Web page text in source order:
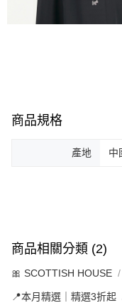
商品規格
產地 中
商品相關分類 (2)
🎀 SCOTTISH HOUSE
📍本月精選｜精選3折起